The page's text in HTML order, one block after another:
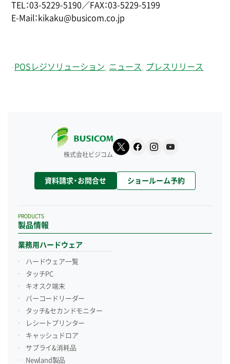
TEL：03-5229-5190／FAX：03-5229-5199
E-Mail：kikaku@busicom.co.jp
- POSレジソリューション ニュース プレスリリース
株式会社ビジコム
資料請求・お問合せ ショールーム予約
製品情報
PRODUCTS
業務用ハードウェア
ハードウェア一覧
タッチPC
キオスク端末
バーコードリーダー
タッチ&セカンドモニター
レシートプリンター
キャッシュドロア
サプライ&消耗品
Newland製品